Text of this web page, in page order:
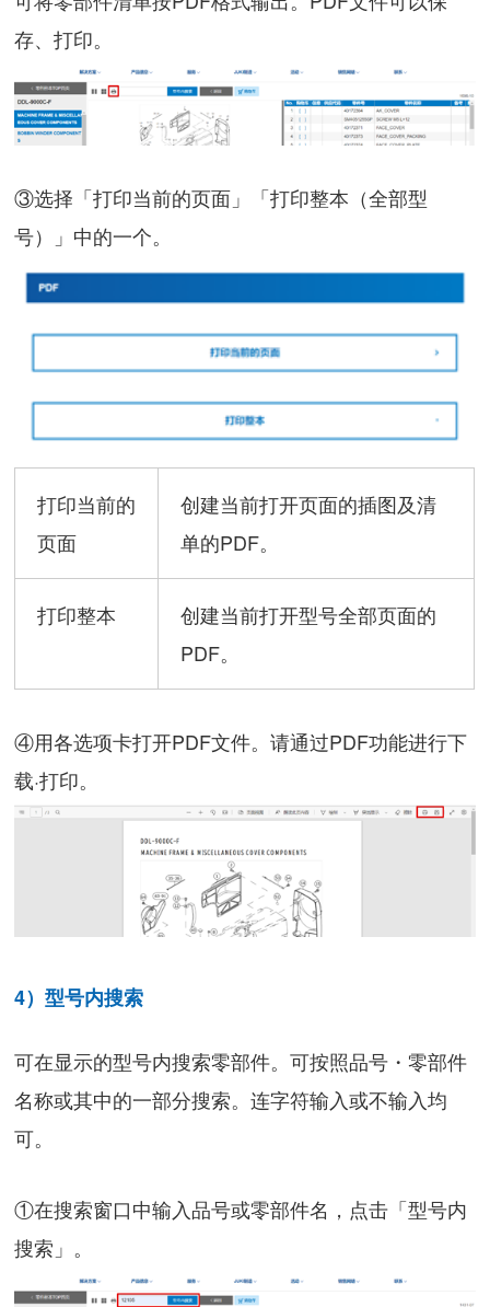
存、打印。
③选择「打印当前的页面」「打印整本（全部型
号）」中的一个。
打印当前的
页面
创建当前打开页面的插图及清
单的PDF。
打印整本
创建当前打开型号全部页面的
PDF。
④用各选项卡打开PDF文件。请通过PDF功能进行下
载·打印。
4）型号内搜索
可在显示的型号内搜索零部件。可按照品号・零部件
名称或其中的一部分搜索。连字符输入或不输入均
可。
①在搜索窗口中输入品号或零部件名，点击「型号内
搜索」。